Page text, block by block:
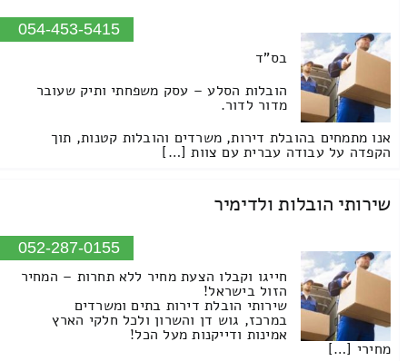
054-453-5415
בס"ד
הובלות הסלע – עסק משפחתי ותיק שעובר
מדור לדור.
אנו מתמחים בהובלת דירות, משרדים והובלות קטנות, תוך
הקפדה על עבודה עברית עם צוות […]
שירותי הובלות ולדימיר
052-287-0155
חייגו וקבלו הצעת מחיר ללא תחרות – המחיר
הזול בישראל!
שירותי הובלת דירות בתים ומשרדים
במרכז, גוש דן והשרון ולכל חלקי הארץ
אמינות ודייקנות מעל הכל!
מחירי […]